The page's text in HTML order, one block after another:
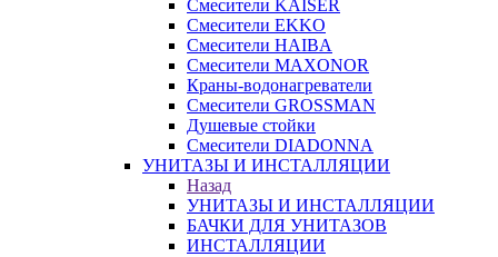
Смесители KAISER
Смесители EKKO
Смесители HAIBA
Смесители MAXONOR
Краны-водонагреватели
Смесители GROSSMAN
Душевые стойки
Смесители DIADONNA
УНИТАЗЫ И ИНСТАЛЛЯЦИИ
Назад
УНИТАЗЫ И ИНСТАЛЛЯЦИИ
БАЧКИ ДЛЯ УНИТАЗОВ
ИНСТАЛЛЯЦИИ